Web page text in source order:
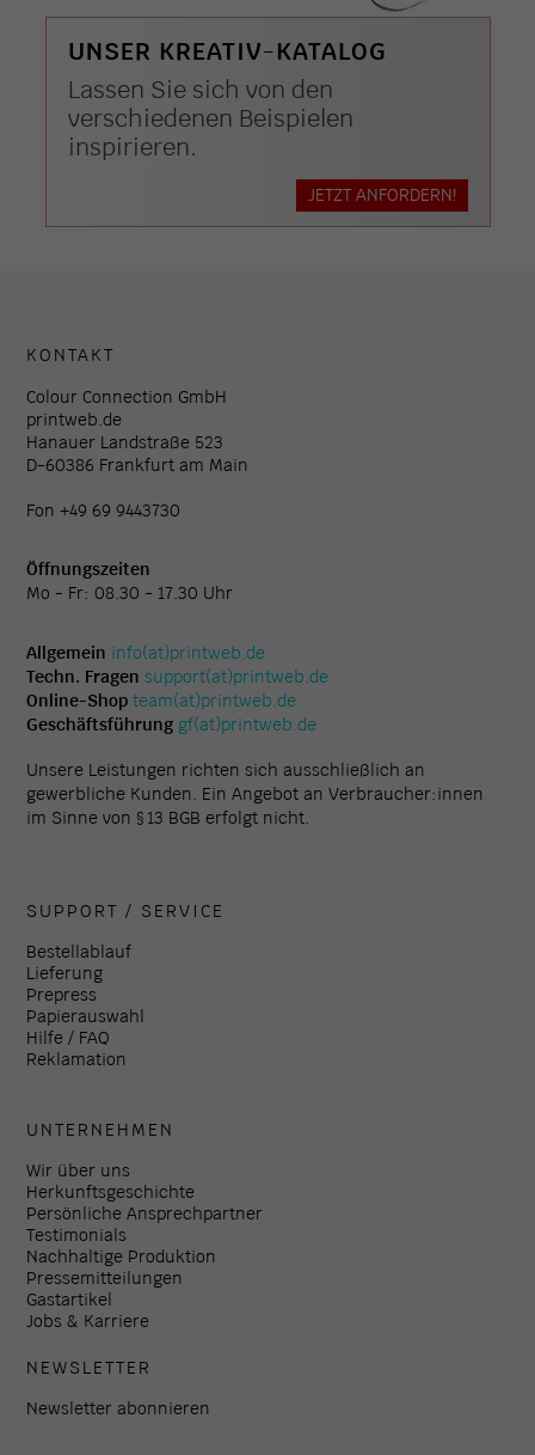
UNSER KREATIV-KATALOG
Lassen Sie sich von den
verschiedenen Beispielen
inspirieren.
JETZT ANFORDERN!
KONTAKT
Colour Connection GmbH
printweb.de
Hanauer Landstraße 523
D-60386 Frankfurt am Main
Fon +49 69 9443730
Öffnungszeiten
Mo - Fr: 08.30 - 17.30 Uhr
Allgemein info(at)printweb.de
Techn. Fragen support(at)printweb.de
Online-Shop team(at)printweb.de
Geschäftsführung gf(at)printweb.de
Unsere Leistungen richten sich ausschließlich an
gewerbliche Kunden. Ein Angebot an Verbraucher:innen
im Sinne von § 13 BGB erfolgt nicht.
SUPPORT / SERVICE
Bestellablauf
Lieferung
Prepress
Papierauswahl
Hilfe / FAQ
Reklamation
UNTERNEHMEN
Wir über uns
Herkunftsgeschichte
Persönliche Ansprechpartner
Testimonials
Nachhaltige Produktion
Pressemitteilungen
Gastartikel
Jobs & Karriere
NEWSLETTER
Newsletter abonnieren